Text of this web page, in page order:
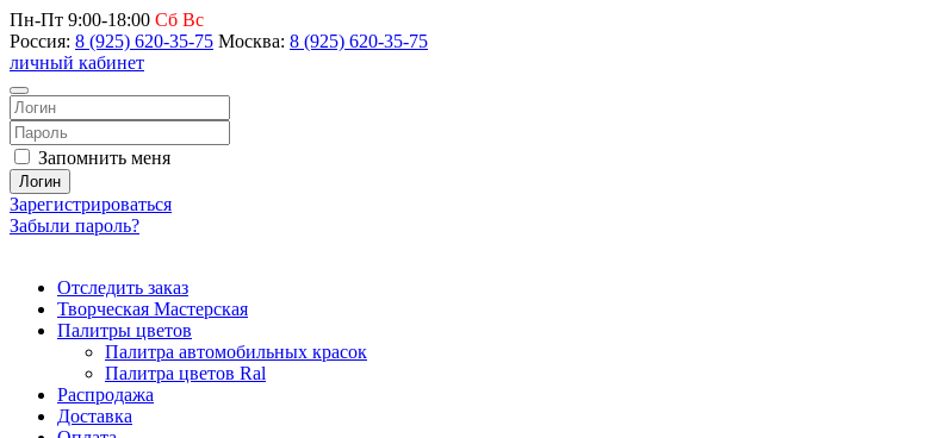
Пн-Пт 9:00-18:00 Сб Вс
Россия: 8 (925) 620-35-75 Москва: 8 (925) 620-35-75
личный кабинет
Запомнить меня
Логин
Зарегистрироваться
Забыли пароль?
Отследить заказ
Творческая Мастерская
Палитры цветов
Палитра автомобильных красок
Палитра цветов Ral
Распродажа
Доставка